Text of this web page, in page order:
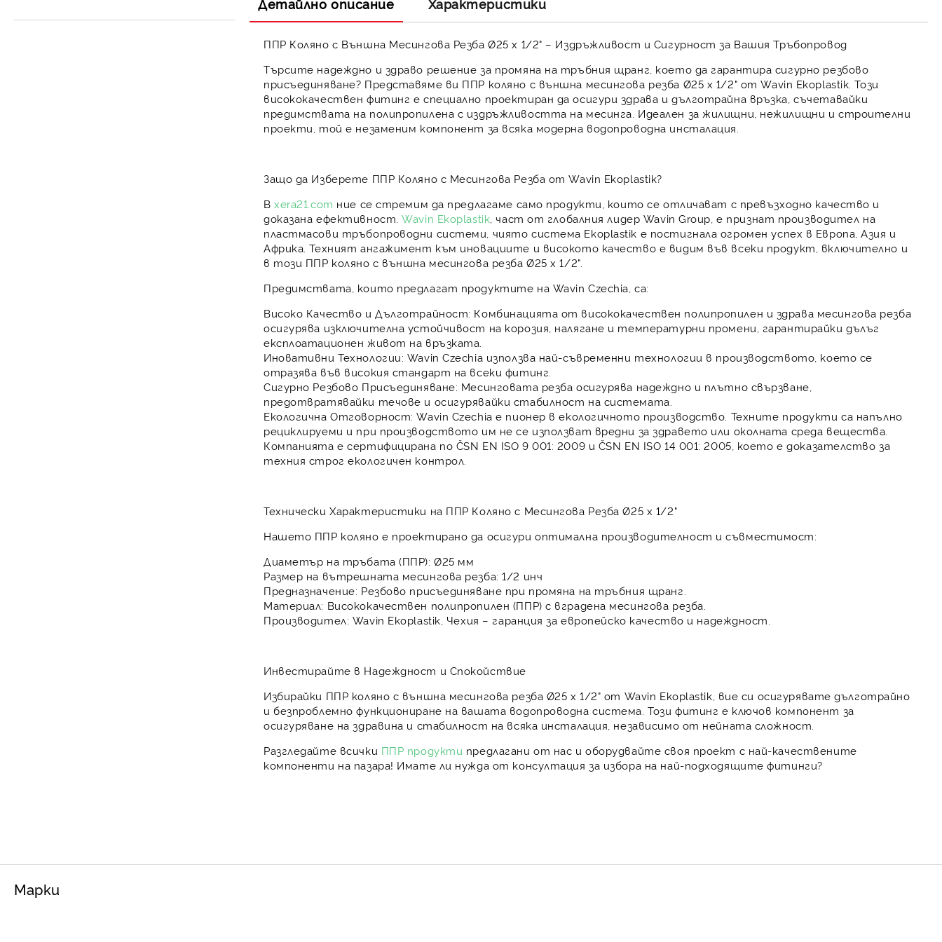
затворена система
Детайлно описание Характеристики
ППР Коляно с Външна Месингова Резба Ø25 х 1/2" – Издръжливост и Сигурност за Вашия Тръбопровод
Търсите надеждно и здраво решение за промяна на тръбния щранг, което да гарантира сигурно резбово
присъединяване? Представяме ви ППР коляно с външна месингова резба Ø25 х 1/2" отWavin Ekoplastik . Този
висококачествен фитинг е специално проектиран да осигури здрава и дълготрайна връзка, съчетавайки
предимствата на полипропилена с издръжливостта на месинга. Идеален за жилищни, нежилищни и строителни
проекти, той е незаменим компонент за всяка модерна водопроводна инсталация.
Защо да Изберете ППР Коляно с Месингова Резба от Wavin Ekoplastik?
Вxera21.com ние се стремим да предлагаме само продукти, които се отличават с превъзходно качество и
доказана ефективност.Wavin Ekoplastik , част от глобалния лидер Wavin Group , е признат производител на
пластмасови тръбопроводни системи, чиято система Ekoplastik е постигнала огромен успех в Европа, Азия и
Африка. Техният ангажимент към иновациите и високото качество е видим във всеки продукт, включително и
в този ППР коляно с външна месингова резба Ø25 х 1/2".
Предимствата, които предлагат продуктите на Wavin Czechia, са:
Високо Качество и Дълготрайност: Комбинацията от висококачествен полипропилен и здрава месингова резба
осигурява изключителна устойчивост на корозия, налягане и температурни промени, гарантирайки дълъг
експлоатационен живот на връзката.
Иновативни Технологии: Wavin Czechia използва най-съвременни технологии в производството, което се
отразява във високия стандарт на всеки фитинг.
Сигурно Резбово Присъединяване: Месинговата резба осигурява надеждно и плътно свързване,
предотвратявайки течове и осигурявайки стабилност на системата.
Екологична Отговорност: Wavin Czechia е пионер в екологичното производство. Техните продукти са напълно
рециклируеми и при производството им не се използват вредни за здравето или околната среда вещества.
Компанията е сертифицирана по ČSN EN ISO 9 001: 2009 и ČSN EN ISO 14 001: 2005, което е доказателство за
техния строг екологичен контрол.
Технически Характеристики на ППР Коляно с Месингова Резба Ø25 х 1/2"
Нашето ППР коляно е проектирано да осигури оптимална производителност и съвместимост:
Диаметър на тръбата (ППР): Ø25 мм
Размер на вътрешната месингова резба: 1/2 инч
Предназначение: Резбово присъединяване при промяна на тръбния щранг.
Материал: Висококачествен полипропилен (ППР) с вградена месингова резба.
Производител: Wavin Ekoplastik, Чехия – гаранция за европейско качество и надеждност.
Инвестирайте в Надеждност и Спокойствие
Избирайки ППР коляно с външна месингова резба Ø25 х 1/2" от Wavin Ekoplastik, вие си осигурявате дълготрайно
и безпроблемно функциониране на вашата водопроводна система. Този фитинг е ключов компонент за
осигуряване на здравина и стабилност на всяка инсталация, независимо от нейната сложност.
Разгледайте всички ППР продукти предлагани от нас и оборудвайте своя проект с най-качествените
компоненти на пазара! Имате ли нужда от консултация за избора на най-подходящите фитинги?
Марки